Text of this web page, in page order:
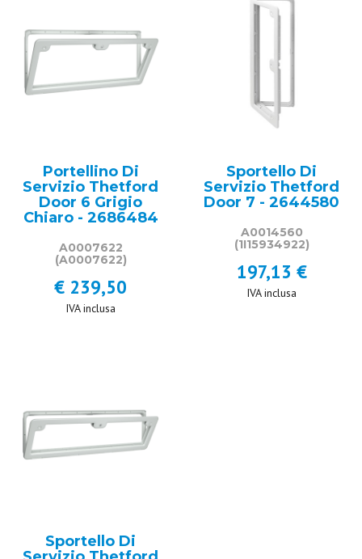
Portellino Di
Servizio Thetford
Door 6 Grigio
Chiaro - 2686484
A0007622
(A0007622)
€ 239,50
IVA inclusa
Sportello Di
Servizio Thetford
Door 7 - 2644580
A0014560
(1I15934922)
197,13 €
IVA inclusa
Sportello Di